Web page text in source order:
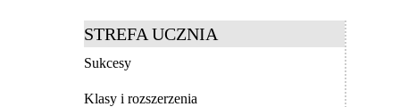
STREFA UCZNIA
Sukcesy
Klasy i rozszerzenia